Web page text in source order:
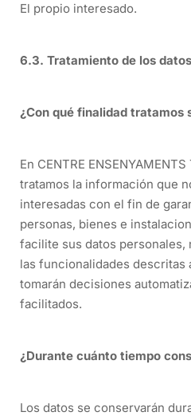
El propio interesado.
6.3. Tratamiento de los
¿Con qué finalidad tratamos
En CENTRE
tratamos la información que
interesadas con el fin de
personas, bienes e
facilite sus datos
las funcionalidades descritas
tomarán decisiones
facilitados.
¿Durante cuánto tiempo
Los datos se conservarán